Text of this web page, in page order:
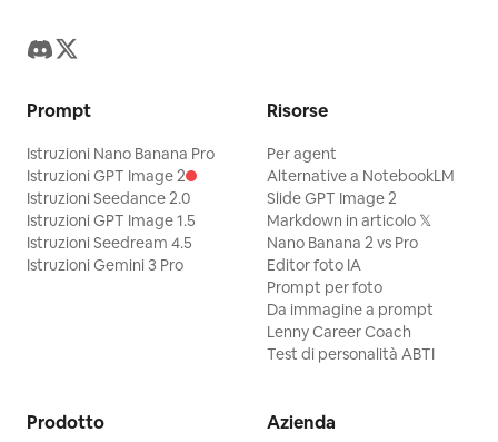
Prompt
Istruzioni Nano Banana Pro
Istruzioni GPT Image 2
Istruzioni Seedance 2.0
Istruzioni GPT Image 1.5
Istruzioni Seedream 4.5
Istruzioni Gemini 3 Pro
Risorse
Per agent
Alternative a NotebookLM
Slide GPT Image 2
Markdown in articolo 𝕏
Nano Banana 2 vs Pro
Editor foto IA
Prompt per foto
Da immagine a prompt
Lenny Career Coach
Test di personalità ABTI
Prodotto Azienda